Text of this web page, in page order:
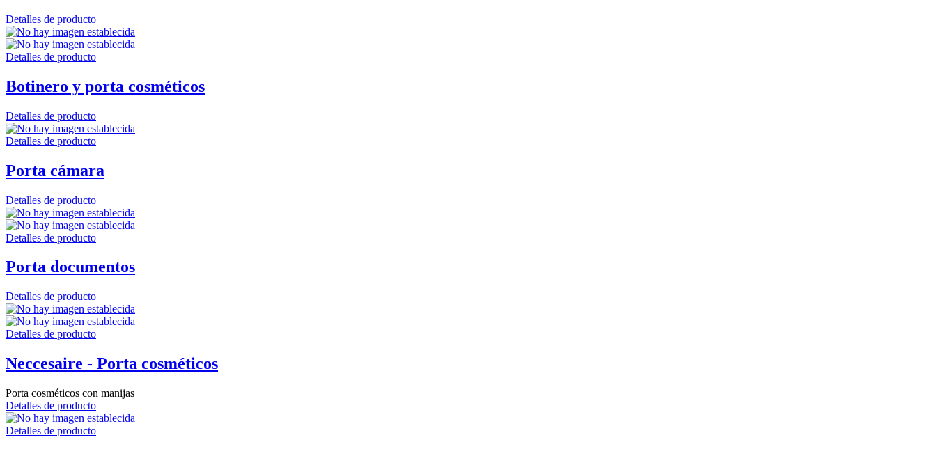
Detalles de producto
Detalles de producto
Botinero y porta cosméticos
Detalles de producto
Detalles de producto
Porta cámara
Detalles de producto
Detalles de producto
Porta documentos
Detalles de producto
Detalles de producto
Neccesaire - Porta cosméticos
Porta cosméticos con manijas
Detalles de producto
Detalles de producto